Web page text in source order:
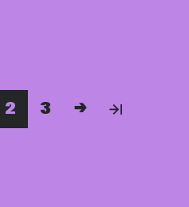
2 3